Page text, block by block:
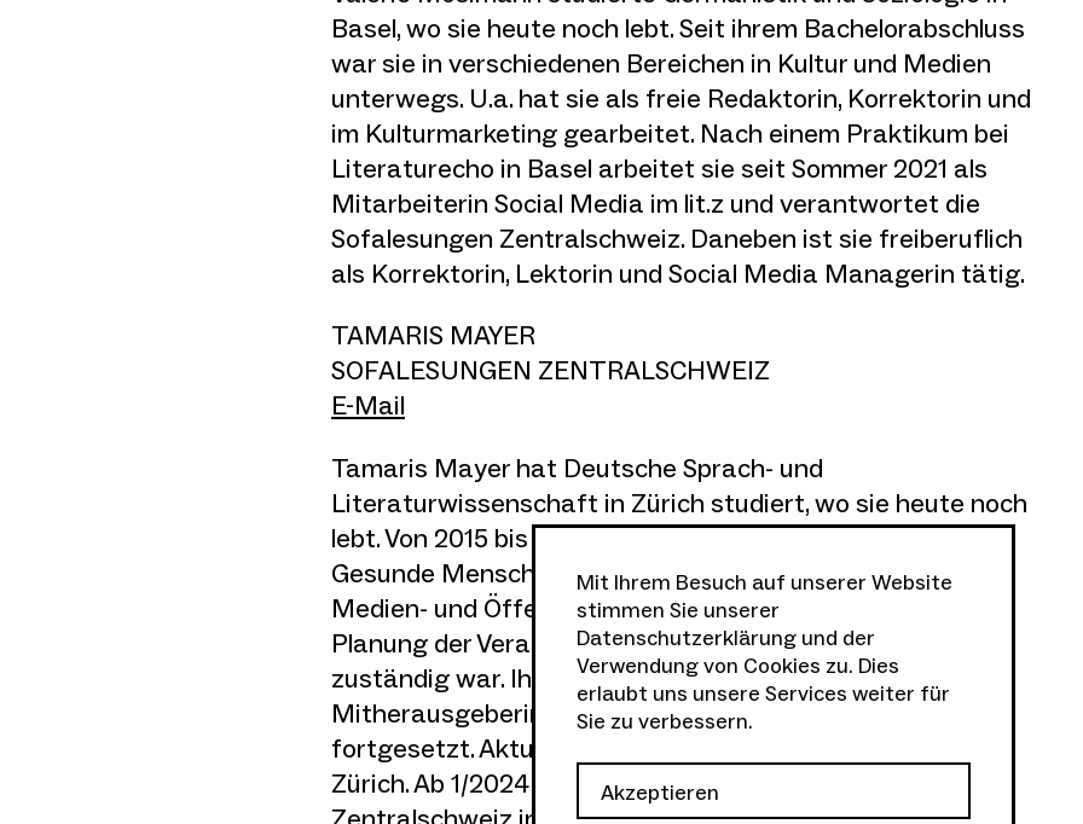
Basel, wo sie heute noch lebt. Seit ihrem Bachelorabschluss
war sie in verschiedenen Bereichen in Kultur und Medien
unterwegs. U.a. hat sie als freie Redaktorin, Korrektorin und
im Kulturmarketing gearbeitet. Nach einem Praktikum bei
Literaturecho in Basel arbeitet sie seit Sommer 2021 als
Mitarbeiterin Social Media im lit.z und verantwortet die
Sofalesungen Zentralschweiz. Daneben ist sie freiberuflich
als Korrektorin, Lektorin und Social Media Managerin tätig.
TAMARIS MAYER
SOFALESUNGEN ZENTRALSCHWEIZ
E-Mail
Tamaris Mayer hat Deutsche Sprach- und
Literaturwissenschaft in Zürich studiert, wo sie heute noch
lebt. Von 2015 bis 2023 war sie Mitarbeiterin im Verlag der
Gesunde Menschenversand, Luzern; sie verantwortete die
Medien- und Öffentlichkeitsarbeit und war u.a. für die
Planung der Veranstaltungen sowie für das Fundraising
zuständig war. Ihre ehrenamtliche Tätigkeit als
Mitherausgeberin der edition spoken script wird
fortgesetzt. Aktuell ist sie Co-Leiterin des sogar theater,
Zürich. Ab 1/2024 hat sie die Leitung der Sofalesungen
Mit Ihrem Besuch auf unserer Website
stimmen Sie unserer
Datenschutzerklärungund der
Verwendung von Cookies zu. Dies
erlaubt uns unsere Services weiter für
Sie zu verbessern.
Akzeptieren